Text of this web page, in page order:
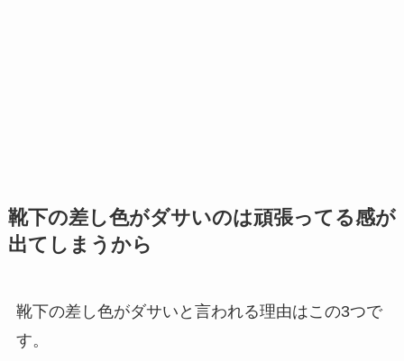
靴下の差し色がダサいのは頑張ってる感が
出てしまうから
靴下の差し色がダサいと言われる理由はこの3つで
す。